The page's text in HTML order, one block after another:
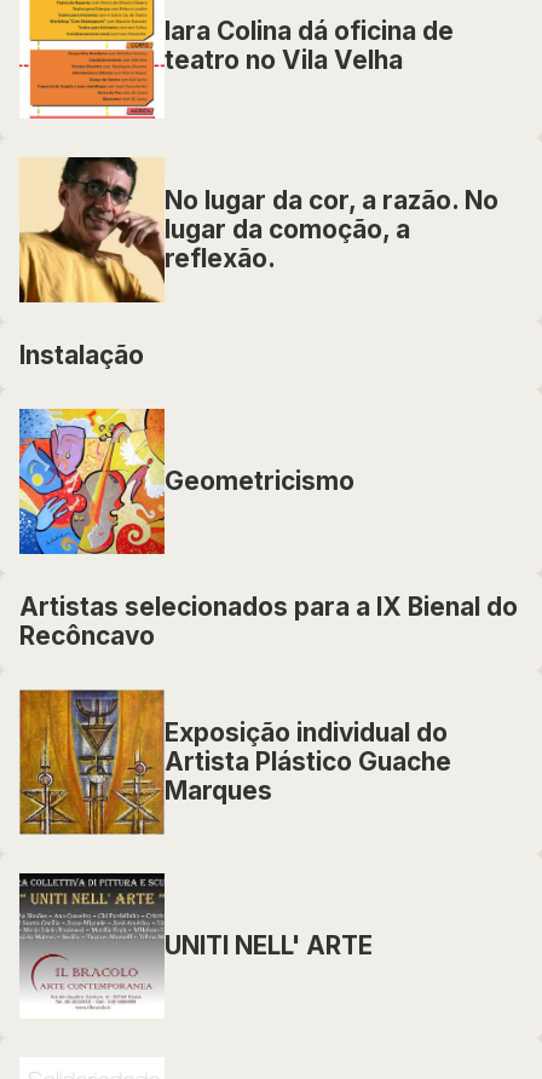
Iara Colina dá oficina de
teatro no Vila Velha
No lugar da cor, a razão. No
lugar da comoção, a
reflexão.
Instalação
Geometricismo
Artistas selecionados para a IX Bienal do
Recôncavo
Exposição individual do
Artista Plástico Guache
Marques
UNITI NELL' ARTE